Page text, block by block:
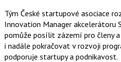
Tým České startupové asociace
Innovation Manager akcelerátoru
pomůže posílit zázemí pro členy
i nadále pokračovat v rozvoji
podporuje startupy a podnikavost.